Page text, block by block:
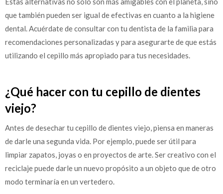
que también pueden ser igual de efectivas en cuanto a la higiene
dental. Acuérdate de consultar con tu dentista de la familia para
recomendaciones personalizadas y para asegurarte de que estás
utilizando el cepillo más apropiado para tus necesidades.
¿Qué hacer con tu cepillo de dientes
viejo?
Antes de desechar tu cepillo de dientes viejo, piensa en maneras
de darle una segunda vida. Por ejemplo, puede ser útil para
limpiar zapatos, joyas o en proyectos de arte. Ser creativo con el
reciclaje puede darle un nuevo propósito a un objeto que de otro
modo terminaría en un vertedero.